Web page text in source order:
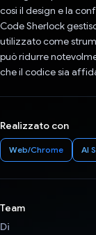
così il design e la
Code Sherlock
utilizzato come
può ridurre
che il codice sia
Realizzato con
Web/Chrome AI
Team
Di